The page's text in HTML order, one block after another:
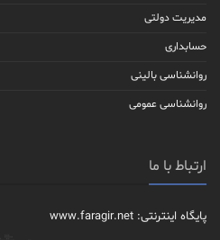
مدیریت دولتی
حسابداری
روانشناسی بالینی
روانشناسی عمومی
ارتباط با ما
پایگاه اینترنتی: www.faragir.net